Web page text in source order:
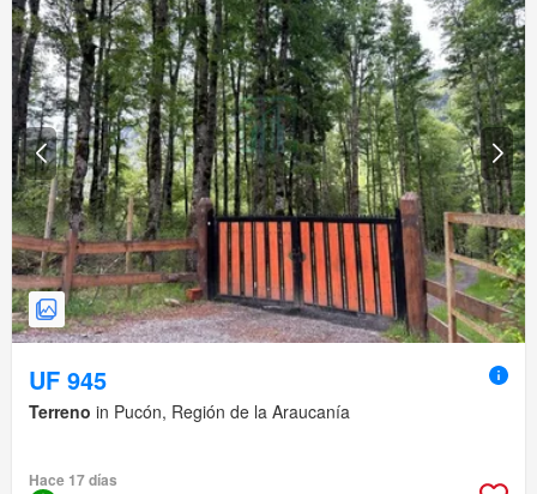
UF 945
Terreno in Pucón, Región de la Araucanía
Hace 17 días